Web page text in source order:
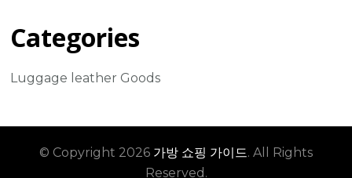
Categories
Luggage leather Goods
© Copyright 2026 가방 쇼핑 가이드. All Rights
Reserved.